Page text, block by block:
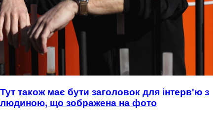
Тут також має бути заголовок для інтерв'ю з
людиною, що зображена на фото